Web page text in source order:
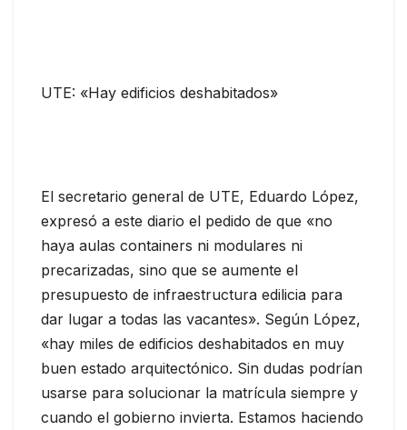
UTE: «Hay edificios deshabitados»
El secretario general de UTE, Eduardo López,
expresó a este diario el pedido de que «no
haya aulas containers ni modulares ni
precarizadas, sino que se aumente el
presupuesto de infraestructura edilicia para
dar lugar a todas las vacantes». Según López,
«hay miles de edificios deshabitados en muy
buen estado arquitectónico. Sin dudas podrían
usarse para solucionar la matrícula siempre y
cuando el gobierno invierta. Estamos haciendo